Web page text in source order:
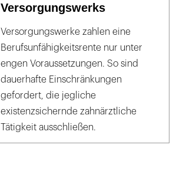
Versorgungswerks
Versorgungswerke zahlen eine
Berufsunfähigkeitsrente nur unter
engen Voraussetzungen. So sind
dauerhafte Einschränkungen
gefordert, die jegliche
existenzsichernde zahnärztliche
Tätigkeit ausschließen.